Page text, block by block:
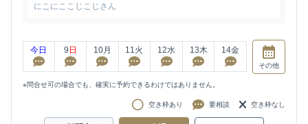
にこにここじこじさん
今日 9 日 10月 11火 12水 13木 14金
その他
※問合せ可の場合でも、確実に予約できるわけではありません。
空き枠あり 要相談 空き枠なし